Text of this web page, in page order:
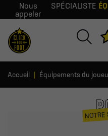
Nous
appeler
SPÉCIALISTE
Accueil Équipements du
NOTRE